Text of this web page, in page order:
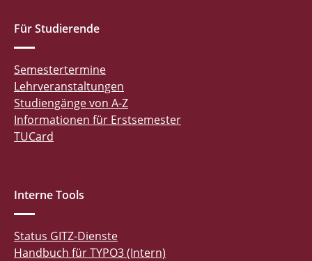
Für Studierende
Semestertermine
Lehrveranstaltungen
Studiengänge von A-Z
Informationen für Erstsemester
TUCard
Interne Tools
Status GITZ-Dienste
Handbuch für TYPO3 (Intern)